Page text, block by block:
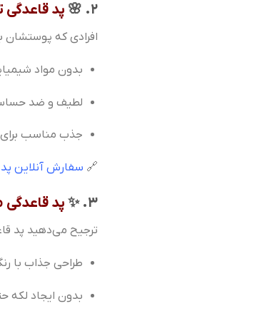
۲. 🌸 پد قاعدگی
افرادی که پوستشان
بدون مواد
لطیف و ضد
جذب مناسب
🔗 سفارش آنلاین پد
۳. ✨ پد
ترجیح می‌دهید پد
طراحی جذاب با
بدون ایجاد لکه